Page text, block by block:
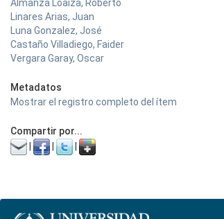
Almanza Loaiza, Roberto
Linares Arias, Juan
Luna Gonzalez, José
Castaño Villadiego, Faider
Vergara Garay, Oscar
Metadatos
Mostrar el registro completo del ítem
Compartir por...